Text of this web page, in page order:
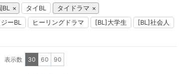
音楽配信
タイBL
タイドラマ
ーBL ヒーリングドラマ [BL]大学生
[BL]社会人
表示数 30 60 90